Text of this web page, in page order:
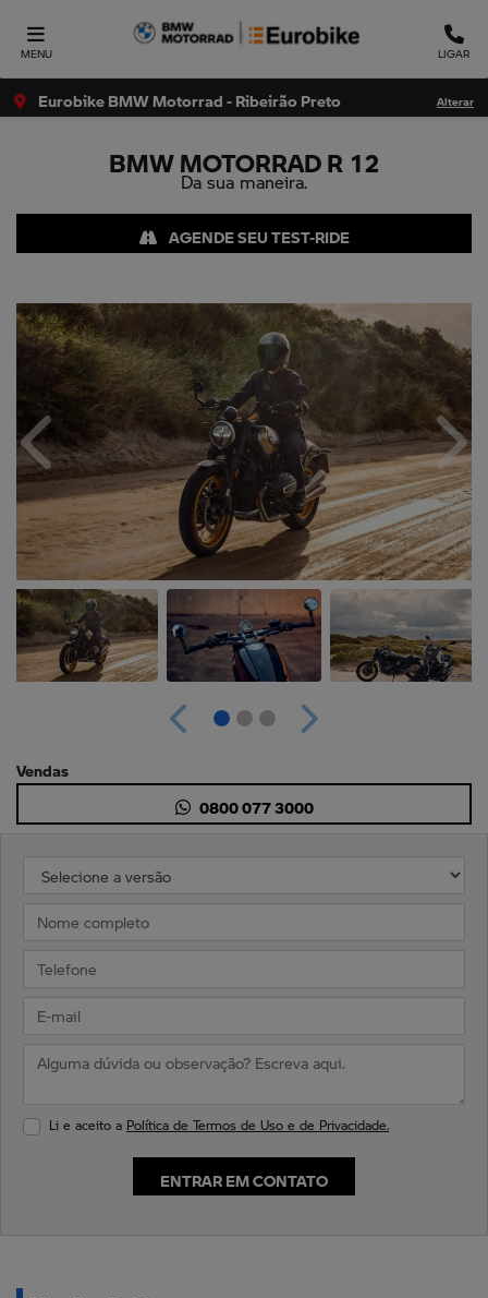
MENU LIGAR
Eurobike BMW Motorrad - Ribeirão Preto Alterar
BMW MOTORRADR 12
Da sua maneira.
AGENDE SEU TEST-RIDE
Li e aceito a Política de Termos de Uso e de Privacidade.
ENTRAR EM CONTATO
Anterior
Anterior Próximo
Vendas
0800 077 3000